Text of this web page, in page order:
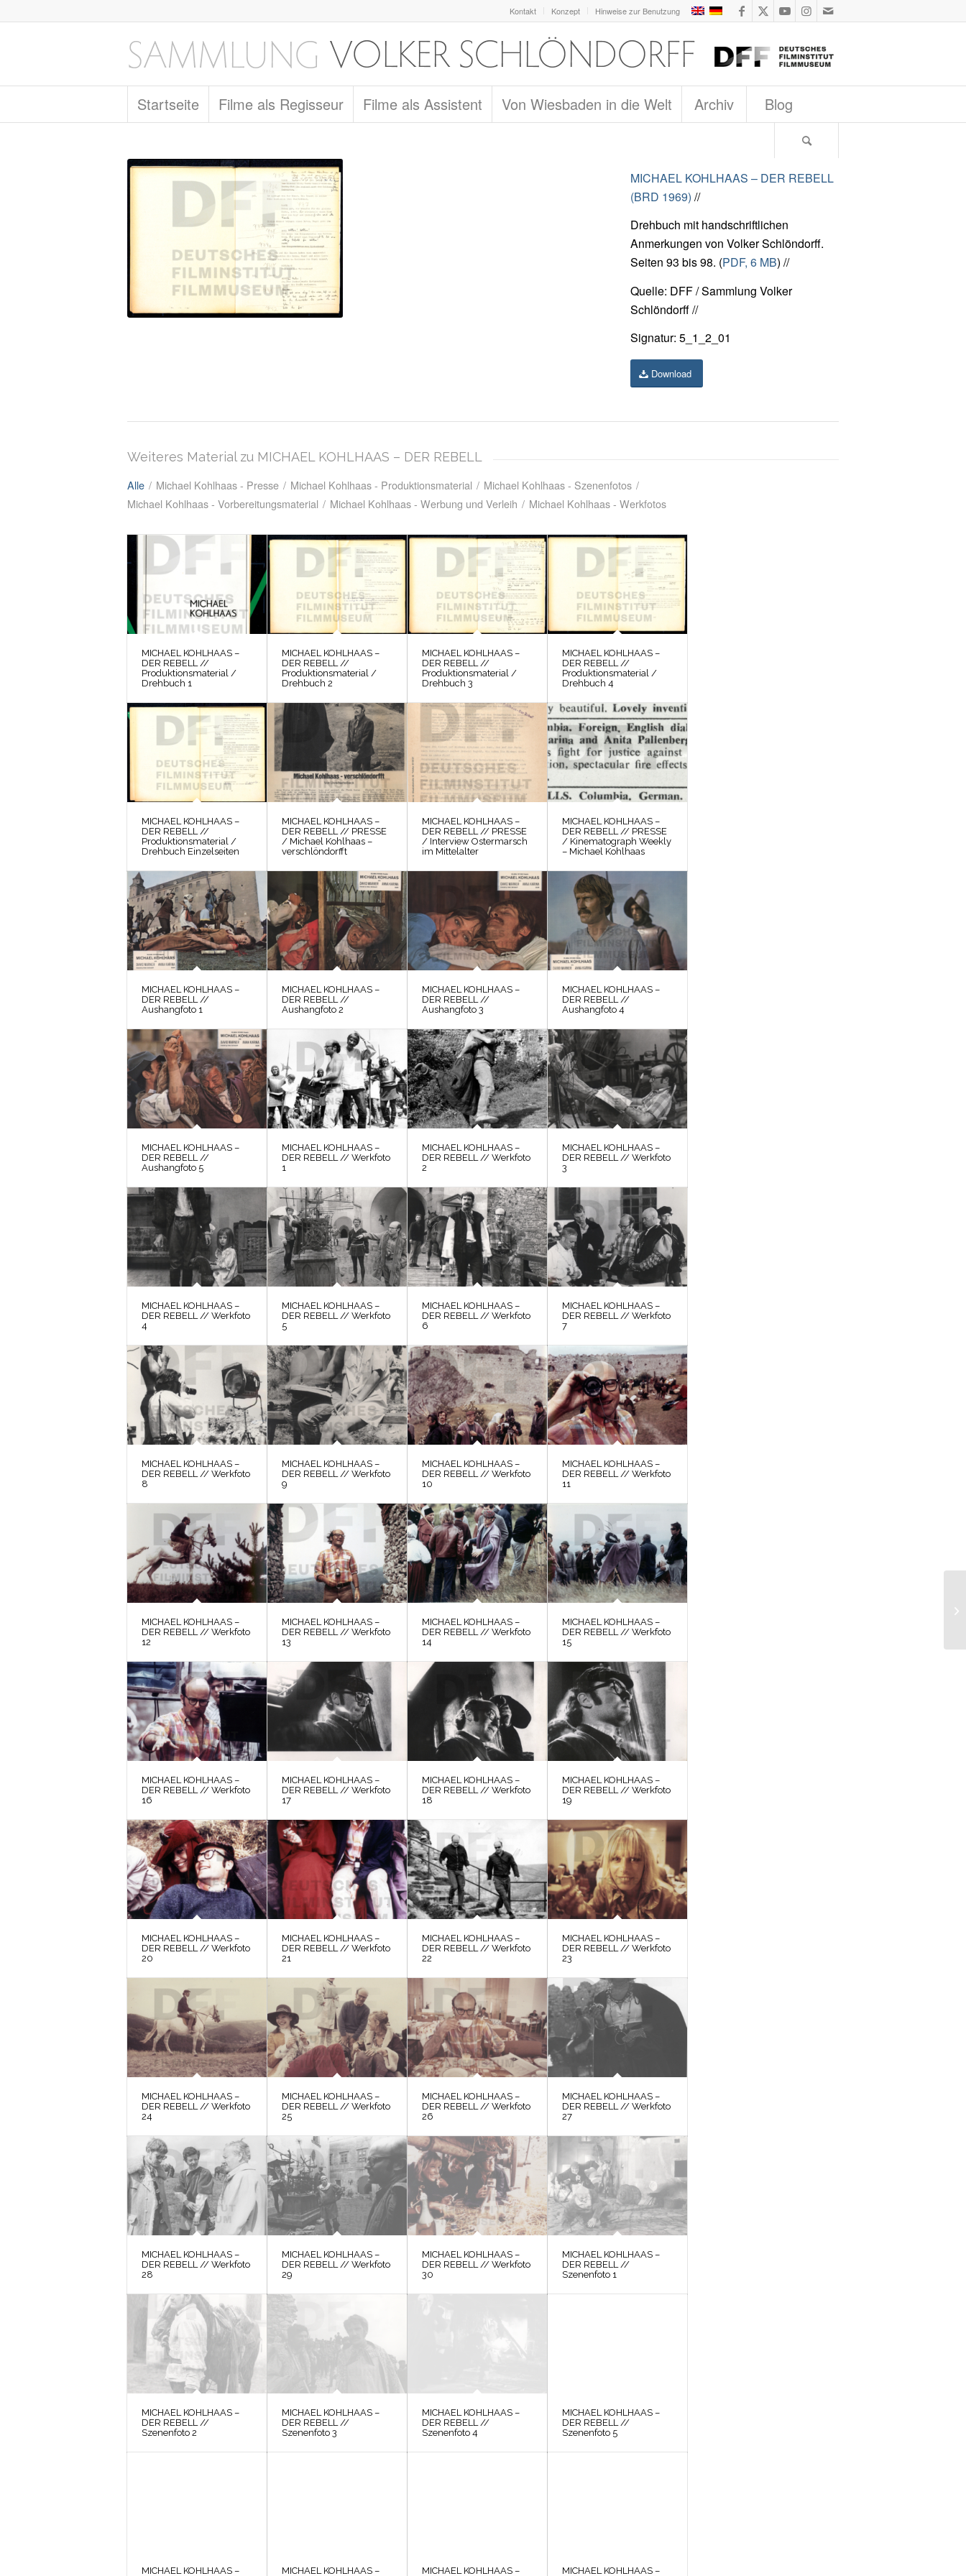
Kontakt Konzept Hinweise zur Benutzung
Startseite Filme als Regisseur Filme als Assistent Von Wiesbaden in die Welt Archiv Blog
MICHAEL KOHLHAAS – DER REBELL
(BRD 1969) //
Drehbuch mit handschriftlichen
Anmerkungen von Volker Schlöndorff.
Seiten 93 bis 98. (PDF, 6 MB) //
Quelle: DFF / Sammlung Volker
Schlöndorff //
Signatur: 5_1_2_01
Download
Weiteres Material zu MICHAEL KOHLHAAS – DER REBELL
Alle / Michael Kohlhaas - Presse / Michael Kohlhaas - Produktionsmaterial / Michael Kohlhaas - Szenenfotos /
Michael Kohlhaas - Vorbereitungsmaterial / Michael Kohlhaas - Werbung und Verleih / Michael Kohlhaas - Werkfotos
MICHAEL KOHLHAAS –
DER REBELL //
Produktionsmaterial /
Drehbuch 1
MICHAEL KOHLHAAS –
DER REBELL //
Produktionsmaterial /
Drehbuch 2
MICHAEL KOHLHAAS –
DER REBELL //
Produktionsmaterial /
Drehbuch 3
MICHAEL KOHLHAAS –
DER REBELL //
Produktionsmaterial /
Drehbuch 4
MICHAEL KOHLHAAS –
DER REBELL //
Produktionsmaterial /
Drehbuch Einzelseiten
MICHAEL KOHLHAAS –
DER REBELL // PRESSE
/ Michael Kohlhaas –
verschlöndorfft
MICHAEL KOHLHAAS –
DER REBELL // PRESSE
/ Interview Ostermarsch
im Mittelalter
MICHAEL KOHLHAAS –
DER REBELL // PRESSE
/ Kinematograph Weekly
– Michael Kohlhaas
MICHAEL KOHLHAAS –
DER REBELL //
Aushangfoto 1
MICHAEL KOHLHAAS –
DER REBELL //
Aushangfoto 2
MICHAEL KOHLHAAS –
DER REBELL //
Aushangfoto 3
MICHAEL KOHLHAAS –
DER REBELL //
Aushangfoto 4
MICHAEL KOHLHAAS –
DER REBELL //
Aushangfoto 5
MICHAEL KOHLHAAS –
DER REBELL // Werkfoto
1
MICHAEL KOHLHAAS –
DER REBELL // Werkfoto
2
MICHAEL KOHLHAAS –
DER REBELL // Werkfoto
3
MICHAEL KOHLHAAS –
DER REBELL // Werkfoto
4
MICHAEL KOHLHAAS –
DER REBELL // Werkfoto
5
MICHAEL KOHLHAAS –
DER REBELL // Werkfoto
6
MICHAEL KOHLHAAS –
DER REBELL // Werkfoto
7
MICHAEL KOHLHAAS –
DER REBELL // Werkfoto
8
MICHAEL KOHLHAAS –
DER REBELL // Werkfoto
9
MICHAEL KOHLHAAS –
DER REBELL // Werkfoto
10
MICHAEL KOHLHAAS –
DER REBELL // Werkfoto
11
MICHAEL KOHLHAAS –
DER REBELL // Werkfoto
12
MICHAEL KOHLHAAS –
DER REBELL // Werkfoto
13
MICHAEL KOHLHAAS –
DER REBELL // Werkfoto
14
MICHAEL KOHLHAAS –
DER REBELL // Werkfoto
15
MICHAEL KOHLHAAS –
DER REBELL // Werkfoto
16
MICHAEL KOHLHAAS –
DER REBELL // Werkfoto
17
MICHAEL KOHLHAAS –
DER REBELL // Werkfoto
18
MICHAEL KOHLHAAS –
DER REBELL // Werkfoto
19
MICHAEL KOHLHAAS –
DER REBELL // Werkfoto
20
MICHAEL KOHLHAAS –
DER REBELL // Werkfoto
21
MICHAEL KOHLHAAS –
DER REBELL // Werkfoto
22
MICHAEL KOHLHAAS –
DER REBELL // Werkfoto
23
MICHAEL KOHLHAAS –
DER REBELL // Werkfoto
24
MICHAEL KOHLHAAS –
DER REBELL // Werkfoto
25
MICHAEL KOHLHAAS –
DER REBELL // Werkfoto
26
MICHAEL KOHLHAAS –
DER REBELL // Werkfoto
27
MICHAEL KOHLHAAS –
DER REBELL // Werkfoto
28
MICHAEL KOHLHAAS –
DER REBELL // Werkfoto
29
MICHAEL KOHLHAAS –
DER REBELL // Werkfoto
30
MICHAEL KOHLHAAS –
DER REBELL //
Szenenfoto 1
MICHAEL KOHLHAAS –
DER REBELL //
Szenenfoto 2
MICHAEL KOHLHAAS –
DER REBELL //
Szenenfoto 3
MICHAEL KOHLHAAS –
DER REBELL //
Szenenfoto 4
MICHAEL KOHLHAAS –
DER REBELL //
Szenenfoto 5
MICHAEL KOHLHAAS –
MICHAEL KOHLHAAS –
MICHAEL KOHLHAAS –
MICHAEL KOHLHAAS –